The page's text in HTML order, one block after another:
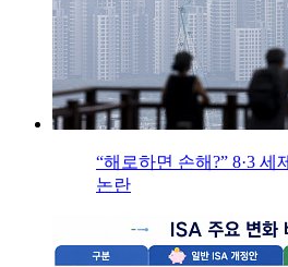
“해로하면 손해?” 8·3 세
논란